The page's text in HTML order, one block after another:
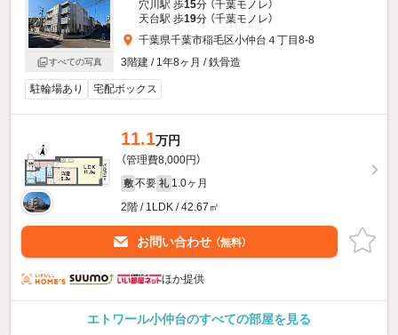
すべての写真
穴川駅 歩15分 （千葉モノレ）
天台駅 歩19分 （千葉モノレ）
千葉県千葉市稲毛区小仲台４丁目8-8
3階建 / 1年8ヶ月 / 鉄骨造
駐輪場あり 宅配ボックス
11.1万円
（管理費8,000円）
敷 不要 礼 1.0ヶ月
2階 / 1LDK / 42.67㎡
お問い合わせ （無料）
ほか提供
エトワール小仲台のすべての部屋を見る